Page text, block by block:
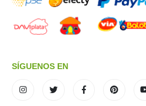
SÍGUENOS EN